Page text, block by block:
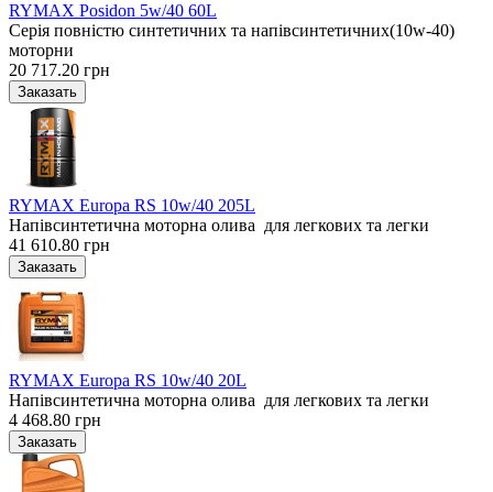
RYMAX Posidon 5w/40 60L
Серія повністю синтетичних та напівсинтетичних(10w-40)
моторни
20 717.20 грн
RYMAX Europa RS 10w/40 205L
Напівсинтетична моторна олива для легкових та легки
41 610.80 грн
RYMAX Europa RS 10w/40 20L
Напівсинтетична моторна олива для легкових та легки
4 468.80 грн